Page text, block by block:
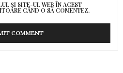
ȘI SITE-UL WEB ÎN ACEST
CÂND O SĂ COMENTEZ.